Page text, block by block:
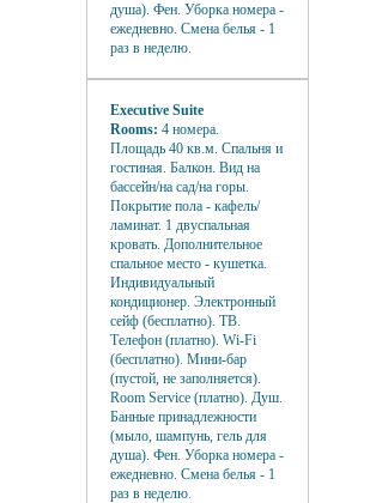
душа). Фен. Уборка номера -
ежедневно. Смена белья - 1
раз в неделю.
Executive Suite
Rooms: 4 номера.
Площадь 40 кв.м. Спальня и
гостиная. Балкон. Вид на
бассейн/на сад/на горы.
Покрытие пола - кафель/
ламинат. 1 двуспальная
кровать. Дополнительное
спальное место - кушетка.
Индивидуальный
кондиционер. Электронный
сейф (бесплатно). ТВ.
Телефон (платно). Wi-Fi
(бесплатно). Мини-бар
(пустой, не заполняется).
Room Service (платно). Душ.
Банные принадлежности
(мыло, шампунь, гель для
душа). Фен. Уборка номера -
ежедневно. Смена белья - 1
раз в неделю.